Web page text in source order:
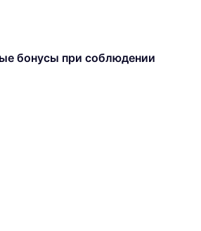
бонусы при соблюдении